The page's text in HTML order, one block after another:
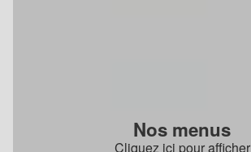
Nos menus
Cliquez ici pour afficher